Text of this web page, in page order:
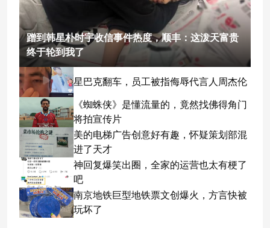
蹭到韩星朴时宇收信事件热度，顺丰：这泼天富贵
终于轮到我了
星巴克翻车，员工被指侮辱代言人周杰伦
《蜘蛛侠》是懂流量的，竟然找佛得角门
将拍宣传片
美的电梯广告创意好有趣，怀疑策划部混
进了天才
神回复爆笑出圈，全家的运营也太有梗了
吧
南京地铁巨型地铁票文创爆火，方言快被
玩坏了